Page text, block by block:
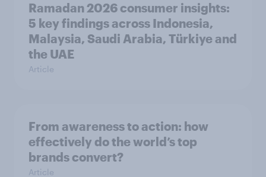
Ramadan 2026 consumer insights:
5 key findings across Indonesia,
Malaysia, Saudi Arabia, Türkiye and
the UAE
Article
From awareness to action: how
effectively do the world’s top
brands convert?
Article